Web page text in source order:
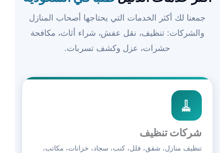
جمعنا لك أكثر الخدمات التي يحتاجها أصحاب المنازل
والشركات: تنظيف، نقل عفش، شراء أثاث، مكافحة
حشرات، عزل وكشف تسربات.
🧹
شركات تنظيف
تنظيف منازل، شقق، فلل، كنب، سجاد، خزانات، مكاتب،